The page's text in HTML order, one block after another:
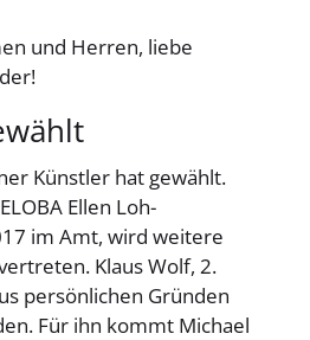
und Herren, liebe
Künstler hat gewählt.
Ellen Loh-
im Amt, wird weitere
Klaus Wolf, 2.
persönlichen Gründen
Für ihn kommt Michael